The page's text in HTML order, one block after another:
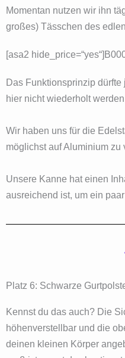
Momentan nutzen wir ihn
großes) Tässchen des
[asa2
Das Funktionsprinzip
hier nicht wiederholt
Wir haben uns für die
möglichst auf Aluminium zu
Unsere Kanne hat einen
ausreichend ist, um ein
Platz 6: Schwarze
Kennst du das auch? Die
höhenverstellbar und die
deinen kleinen Körper